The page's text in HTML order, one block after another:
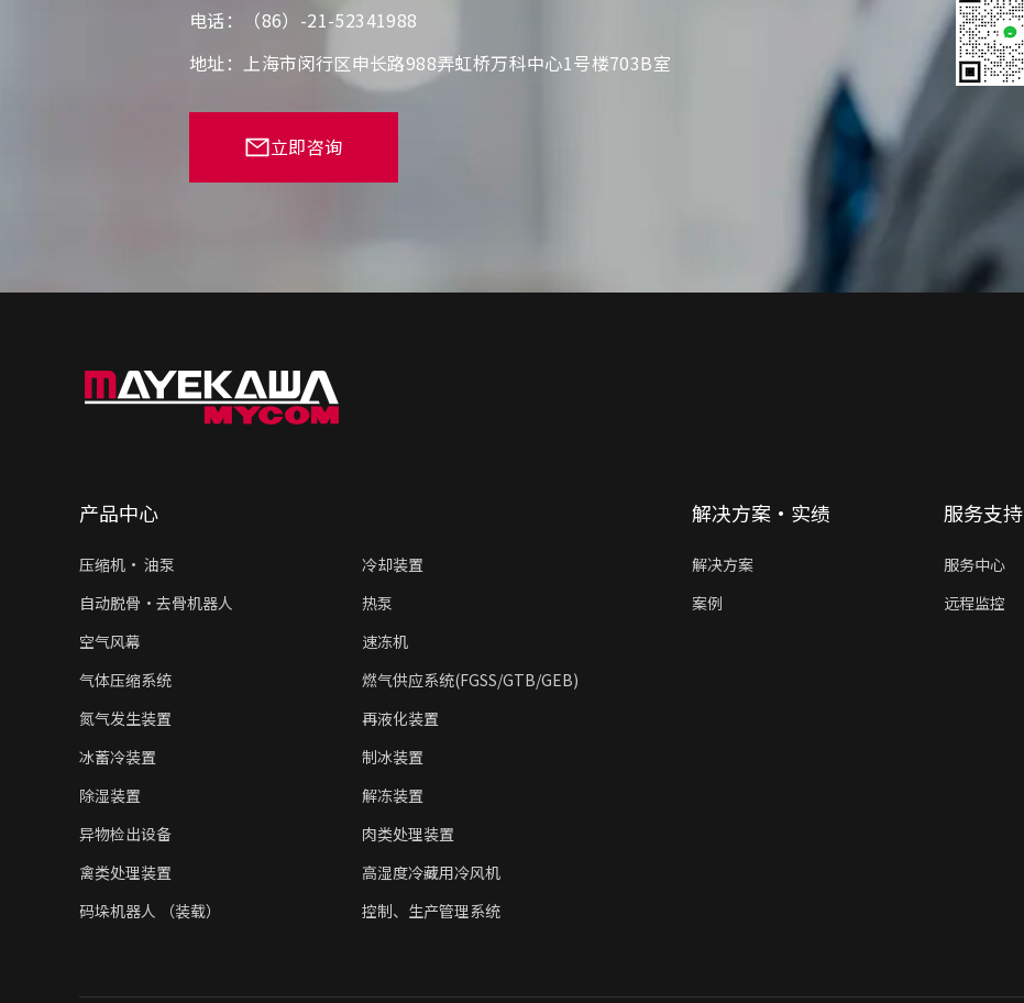
电话：（86）-21-52341988
地址：上海市闵行区申长路988弄虹桥万科中心1号楼703B室
立即咨询
产品中心
压缩机• 油泵
冷却装置
自动脱骨·去骨机器人
热泵
空气风幕
速冻机
气体压缩系统
燃气供应系统(FGSS/GTB/GEB)
氮气发生装置
再液化装置
冰蓄冷装置
制冰装置
除湿装置
解冻装置
异物检出设备
肉类处理装置
禽类处理装置
高湿度冷藏用冷风机
码垛机器人 （装载）
控制、生产管理系统
解决方案·实绩
解决方案
案例
服务支持
服务中心
远程监控